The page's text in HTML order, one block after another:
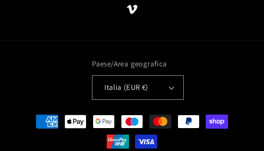
Vimeo
Paese/Area geografica
Italia (EUR €)
Metodi